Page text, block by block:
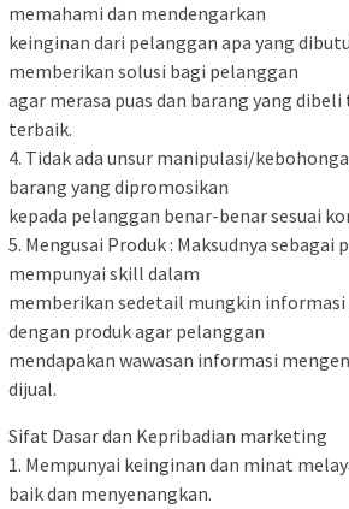
memahami dan mendengarkan
keinginan dari pelanggan apa yang
memberikan solusi bagi pelanggan
agar merasa puas dan barang yang
terbaik.
4. Tidak ada unsur manipulasi/
barang yang dipromosikan
kepada pelanggan benar-benar sesuai
5. Mengusai Produk : Maksudnya sebagai
mempunyai skill dalam
memberikan sedetail mungkin informasi
dengan produk agar pelanggan
mendapakan wawasan informasi
dijual.
Sifat Dasar dan Kepribadian marketing
1. Mempunyai keinginan dan minat
baik dan menyenangkan.